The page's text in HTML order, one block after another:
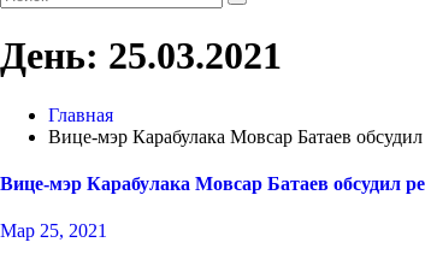
День: 25.03.2021
Главная
Вице-мэр Карабулака Мовсар Батаев
Вице-мэр Карабулака Мовсар Батаев обсудил
Мар 25, 2021